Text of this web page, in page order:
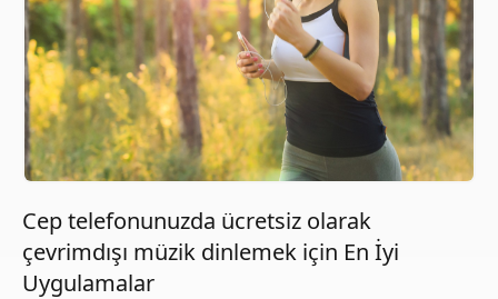
Cep telefonunuzda ücretsiz olarak
çevrimdışı müzik dinlemek için En İyi
Uygulamalar